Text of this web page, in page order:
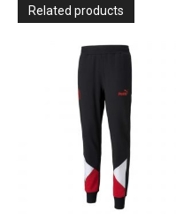
Related products